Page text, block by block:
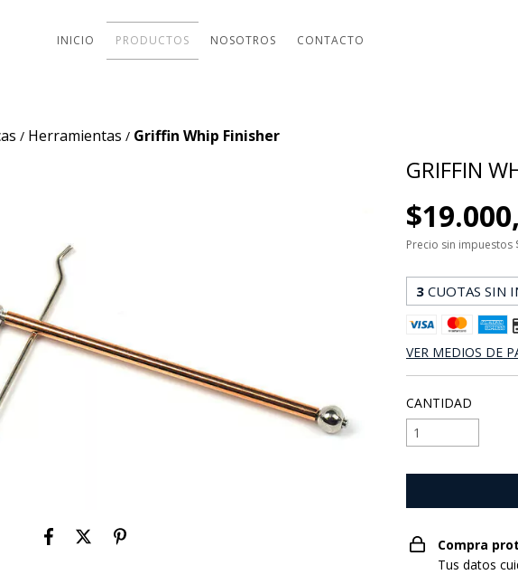
INICIO PRODUCTOS NOSOTROS CONTACTO
/ Herramientas / Griffin Whip Finisher
GRIFFIN
Precio sin impuestos
3 CUOTAS SIN
VER MEDIOS DE
CANTIDAD
Compra
Tus datos